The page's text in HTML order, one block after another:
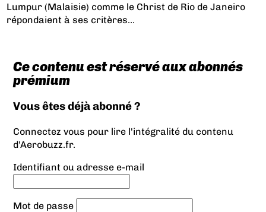
Lumpur (Malaisie) comme le Christ de Rio de Janeiro
répondaient à ses critères…
Ce contenu est réservé aux abonnés
prémium
Vous êtes déjà abonné ?
Connectez vous pour lire l'intégralité du contenu
d'Aerobuzz.fr.
Identifiant ou adresse e-mail
Mot de passe